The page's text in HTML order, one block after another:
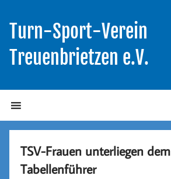
Turn-Sport-Verein
Treuenbrietzen e.V.
TSV-Frauen unterliegen dem
Tabellenführer